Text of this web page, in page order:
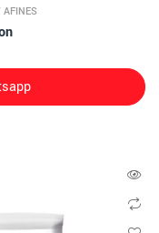
AFINES